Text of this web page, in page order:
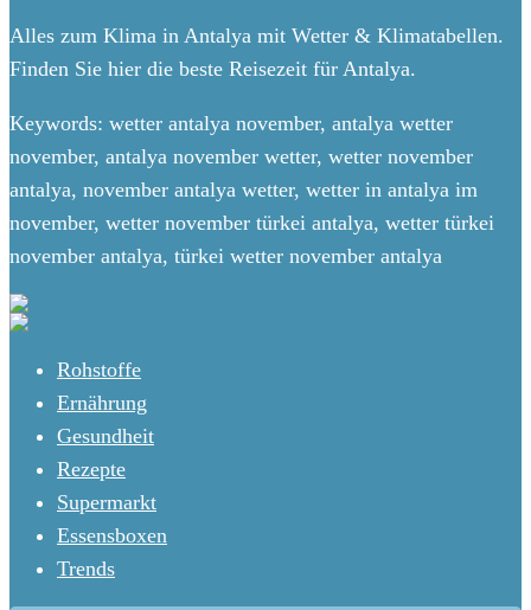
Alles zum Klima in Antalya mit Wetter & Klimatabellen.
Finden Sie hier die beste Reisezeit für Antalya.
Keywords: wetter antalya november, antalya wetter
november, antalya november wetter, wetter november
antalya, november antalya wetter, wetter in antalya im
november, wetter november türkei antalya, wetter türkei
november antalya, türkei wetter november antalya
Rohstoffe
Ernährung
Gesundheit
Rezepte
Supermarkt
Essensboxen
Trends